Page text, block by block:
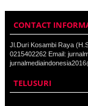
CONTACT
Jl.Duri Kosambi Raya
0215402262 Email:
TELUSURI